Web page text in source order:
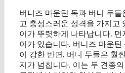
버니즈 마운틴 독과 버니 두
고 충성스러운 성격을 가지고
이가 뚜렷하게 나타납니다.
이가 있습니다. 버니즈 마운틴
이 강한 반면, 버니 두들은 훨
지가 넘칩니다. 이는 두 견종